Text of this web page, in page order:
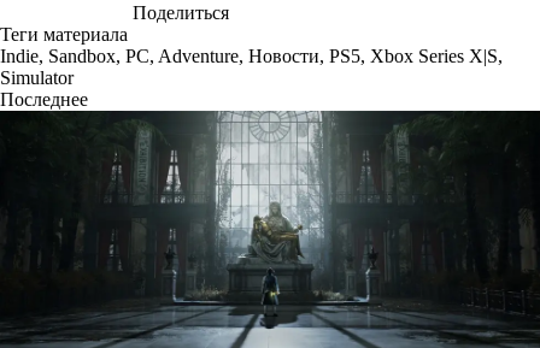
Поделиться
Теги материала
Indie, Sandbox, PC, Adventure, Новости, PS5, Xbox Series X|S,
Simulator
Последнее